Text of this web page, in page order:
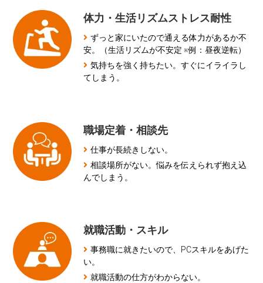
体力・生活リズムストレス耐性
ずっと家にいたので通える体力があるか不
安。（生活リズムが不安定 ※例：昼夜逆転）
気持ちを強く持ちたい。すぐにイライラし
てしまう。
職場定着・相談先
仕事が長続きしない。
相談場所がない。悩みを伝えられず抱え込
んでしまう。
就職活動・スキル
事務職に就きたいので、PCスキルをあげた
い。
就職活動の仕方がわからない。